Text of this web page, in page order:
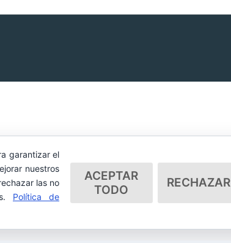
garantizar el
nuestros
las no
Política de
ACEPTAR
TODO
RECHAZAR